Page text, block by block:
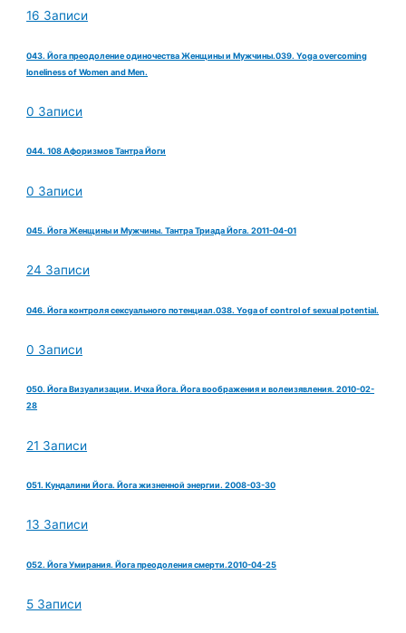
16 Записи
043. Йога преодоление одиночества Женщины и Мужчины.039. Yoga overcoming
loneliness of Women and Men.
0 Записи
044. 108 Афоризмов Тантра Йоги
0 Записи
045. Йога Женщины и Мужчины. Тантра Триада Йога. 2011-04-01
24 Записи
046. Йога контроля сексуального потенциал.038. Yoga of control of sexual potential.
0 Записи
050. Йога Визуализации. Ичха Йога. Йога воображения и волеизявления. 2010-02-
28
21 Записи
051. Кундалини Йога. Йога жизненной энергии. 2008-03-30
13 Записи
052. Йога Умирания. Йога преодоления смерти.2010-04-25
5 Записи